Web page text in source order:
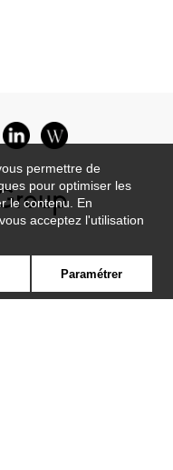
permettre de
pour optimiser les
le contenu. En
acceptez l'utilisation
Paramétrer